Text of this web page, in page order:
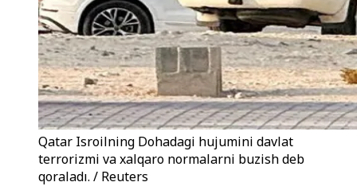
Qatar Isroilning Dohadagi hujumini davlat
terrorizmi va xalqaro normalarni buzish deb
qoraladı. / Reuters